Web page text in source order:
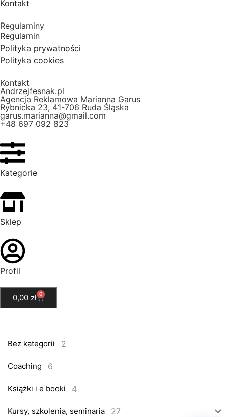
Kontakt
Regulaminy
Regulamin
Polityka prywatności
Polityka cookies
Kontakt
Andrzejfesnak.pl
Agencja Reklamowa Marianna Garus
Rybnicka 23, 41-706 Ruda Śląska
garus.marianna@gmail.com
+48 697 092 823
Kategorie
Sklep
Profil
0,00 zł 0
Bez kategorii 2
Coaching 6
Książki i e booki 4
Kursy, szkolenia, seminaria 27